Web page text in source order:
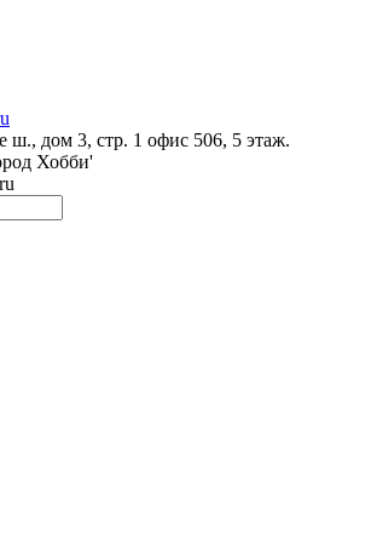
ш., дом 3, стр. 1 офис 506, 5 этаж.
Хобби'